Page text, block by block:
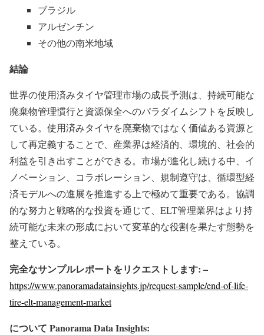
ブラジル
アルゼンチン
その他の南米地域
結論
世界の使用済みタイヤ管理市場の成長予測は、持続可能な
廃棄物管理慣行と資源保全へのパラダイムシフトを反映し
ている。使用済みタイヤを廃棄物ではなく価値ある資源と
して再定義することで、産業界は経済的、環境的、社会的
利益を引き出すことができる。市場が進化し続ける中、イ
ノベーション、コラボレーション、規制遵守は、循環型経
済モデルへの進展を推進する上で極めて重要である。協調
的な努力と戦略的な投資を通じて、ELT管理業界はより持
続可能な未来の形成において変革的な役割を果たす態勢を
整えている。
完全なサンプルレポートをリクエストします: –
https://www.panoramadatainsights.jp/request-sample/end-of-life-
tire-elt-management-market
について Panorama Data Insights: